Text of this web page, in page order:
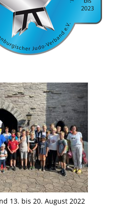
13. bis 20. August 2022